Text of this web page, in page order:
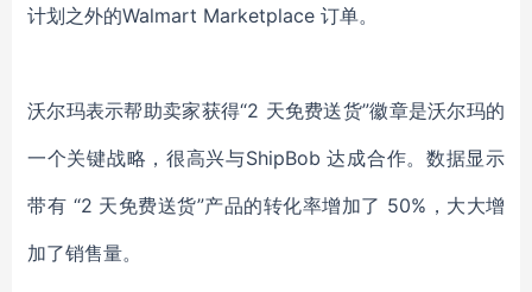
计划之外的Walmart Marketplace 订单。
沃尔玛表示帮助卖家获得“2 天免费送货”徽章是沃尔玛的
一个关键战略，很高兴与ShipBob 达成合作。数据显示
带有 “2 天免费送货”产品的转化率增加了 50%，大大增
加了销售量。